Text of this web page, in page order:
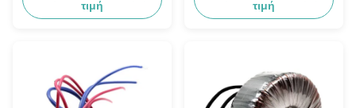
τιμή
σε 21VAC 50/60Hz
τιμή